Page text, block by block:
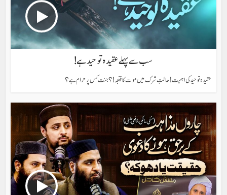
سب سے پہلے عقیدہ توحید ہے!
عقیدہ توحید کی اہمیت! حالتِ شرک میں موت کا نتیجہ!؟ جنت کس پر حرام ہے؟